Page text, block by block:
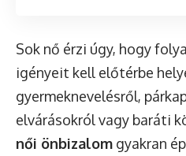
Sok nő érzi úgy, hogy
igényeit kell előtérbe
gyermeknevelésről,
elvárásokról vagy baráti
női önbizalom gyakran